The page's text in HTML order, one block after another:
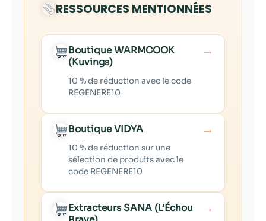
RESSOURCES MENTIONNÉES
Boutique WARMCOOK
(Kuvings)
10 % de réduction avec le code
REGENERE10
→
Boutique VIDYA
10 % de réduction sur une
sélection de produits avec le
code REGENERE10
→
Extracteurs SANA (L’Échou
→